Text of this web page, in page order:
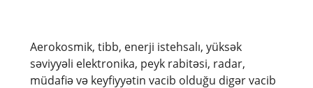
Aerokosmik, tibb, enerji istehsalı, yüksək
səviyyəli elektronika, peyk rabitəsi, radar,
müdafiə və keyfiyyətin vacib olduğu digər vacib